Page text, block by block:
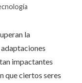
la
impactantes
que ciertos seres